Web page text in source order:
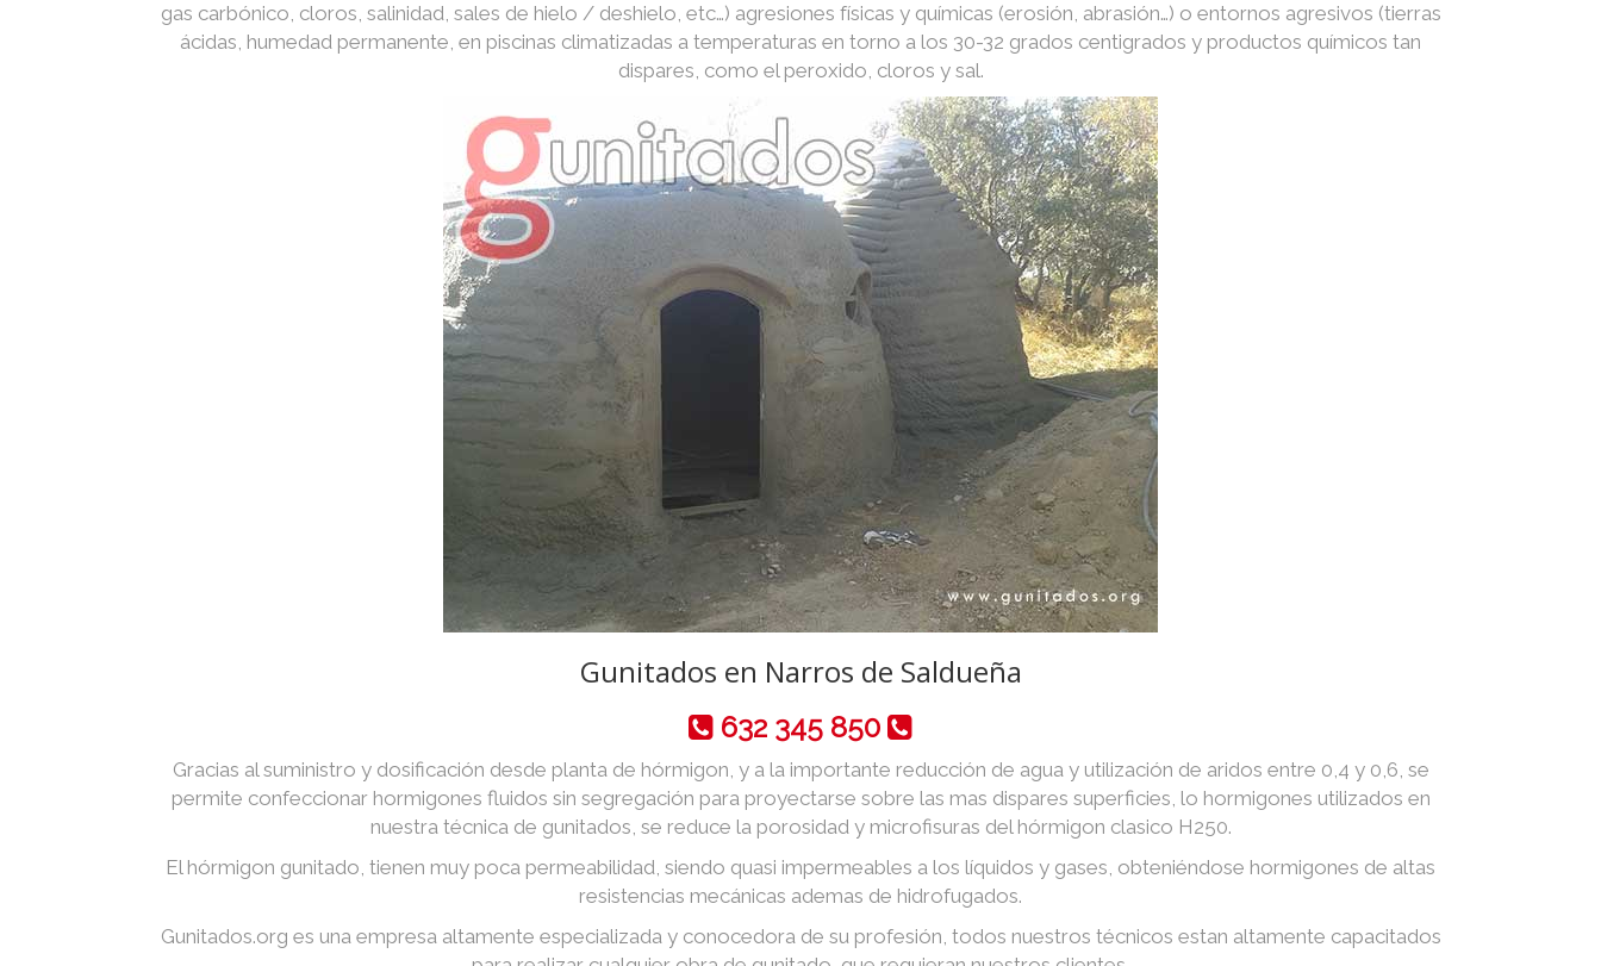
gas carbónico, cloros, salinidad, sales de hielo / deshielo, etc…) agresiones físicas y químicas (erosión, abrasión…) o entornos agresivos (tierras
ácidas, humedad permanente, en piscinas climatizadas a temperaturas en torno a los 30-32 grados centigrados y productos químicos tan
dispares, como el peroxido, cloros y sal.
Gunitados en Narros de Saldueña
632 345 850
Gracias al suministro y dosificación desde planta de hórmigon, y a la importante reducción de agua y utilización de aridos entre 0,4 y 0,6, se
permite confeccionar hormigones fluidos sin segregación para proyectarse sobre las mas dispares superficies, lo hormigones utilizados en
nuestra técnica de gunitados, se reduce la porosidad y microfisuras del hórmigon clasico H250.
El hórmigon gunitado, tienen muy poca permeabilidad, siendo quasi impermeables a los líquidos y gases, obteniéndose hormigones de altas
resistencias mecánicas ademas de hidrofugados.
Gunitados.org es una empresa altamente especializada y conocedora de su profesión, todos nuestros técnicos estan altamente capacitados